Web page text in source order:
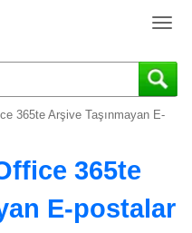
T
g
g
i
365te Arşive Taşınmayan E-
365te
E-postalar